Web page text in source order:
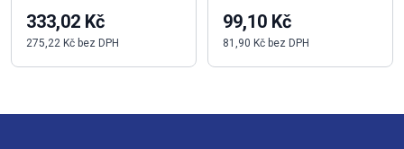
333,02 Kč
275,22 Kč bez DPH
99,10 Kč
81,90 Kč bez DPH